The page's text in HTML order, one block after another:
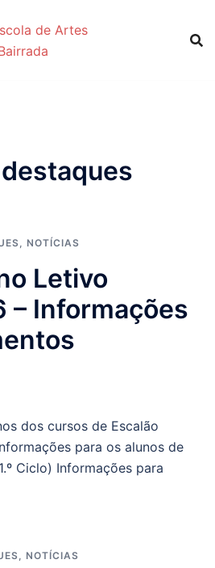
destaques
, NOTÍCIAS
Letivo
– Informações
dos cursos de Escalão
para os alunos de
Ciclo) Informações para
, NOTÍCIAS